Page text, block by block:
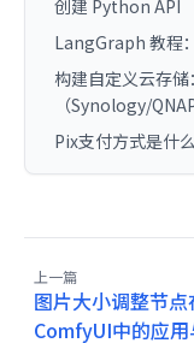
创建 Python API
LangGraph 教程
构建自定义云存储
（Synology/QNAP
Pix支付方式是什
上一篇
图片大小调整节点
ComfyUI中的应用